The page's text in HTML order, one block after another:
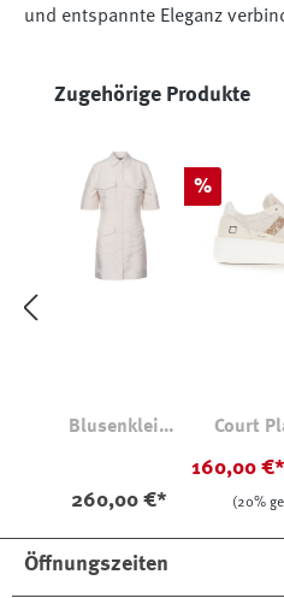
und entspannte Eleganz
Produktgalerie überspringen
Zugehörige Produkte
Blusenkleid
260,00 €*
Rabatt
%
Court
160,00 €*
(20%
Öffnungszeiten